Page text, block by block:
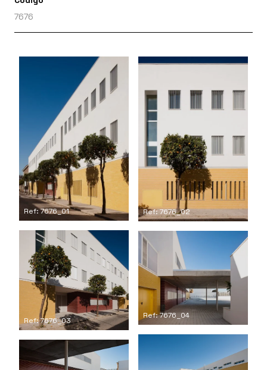
7676
Ref: 7676_01 Ref: 7676_02
Ref: 7676_03
Ref: 7676_04